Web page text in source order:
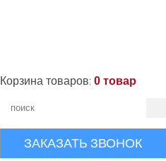
Корзина товаров: 0 товар
ЗАКАЗАТЬ ЗВОНОК